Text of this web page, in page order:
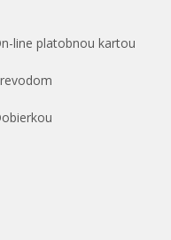
line platobnou kartou